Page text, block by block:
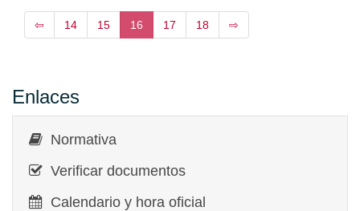
⇦ 14 15 16 17 18 ⇨
Enlaces
Normativa
Verificar documentos
Calendario y hora oficial